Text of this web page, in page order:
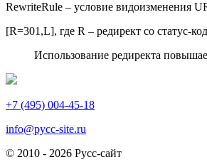
RewriteRule – условие видоизменения
[R=301,L], где R – редирект со статус-
Использование редиректа
Навигация
по
записям
Следующая
Предыдущая
+7 (495) 004-45-18
info@pycc-site.ru
© 2010 - 2026 Русс-сайт